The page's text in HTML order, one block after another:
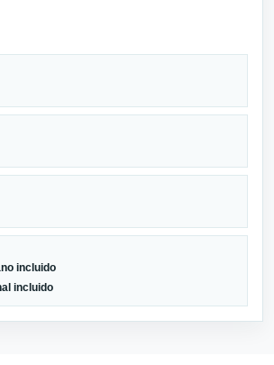
incluido
incluido